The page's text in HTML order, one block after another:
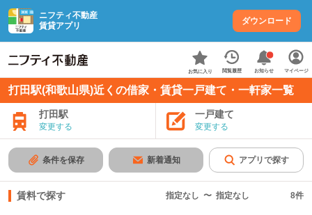
ニフティ不動産
賃貸アプリ
ダウンロード
お気に入り 閲覧履歴 お知らせ マイページ
打田駅(和歌山県)近くの借家・賃貸一戸建て・一軒家一覧
打田駅
変更する
一戸建て
変更する
条件を保存 新着通知 アプリで探す
賃料で探す 指定なし 〜 指定なし 8件